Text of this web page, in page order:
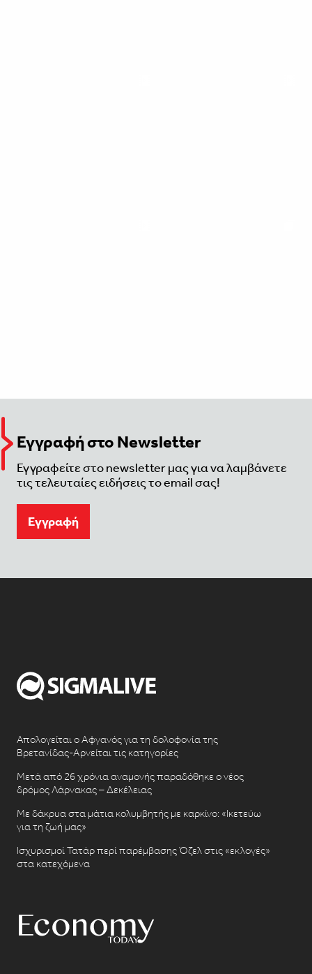
Εγγραφή στο Newsletter
Εγγραφείτε στο newsletter μας για να λαμβάνετε
τις τελευταίες ειδήσεις το email σας!
Eγγραφή
Απολογείται ο Αφγανός για τη δολοφονία της
Βρετανίδας-Αρνείται τις κατηγορίες
Μετά από 26 χρόνια αναμονής παραδόθηκε ο νέος
δρόμος Λάρνακας – Δεκέλειας
Με δάκρυα στα μάτια κολυμβητής με καρκίνο: «Ικετεύω
για τη ζωή μας»
Ισχυρισμοί Τατάρ περί παρέμβασης Όζελ στις «εκλογές»
στα κατεχόμενα